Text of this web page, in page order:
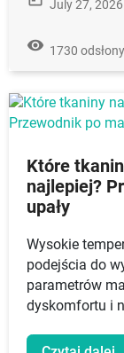
July 27, 2026
remove_red_eye 1730 odsłony
Które
najlepiej?
upały
Wysokie
podejścia do
parametrów
dyskomfortu i